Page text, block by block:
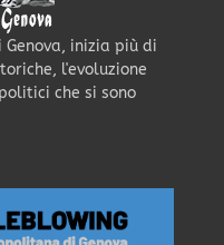
inizia più di
l'evoluzione
che si sono